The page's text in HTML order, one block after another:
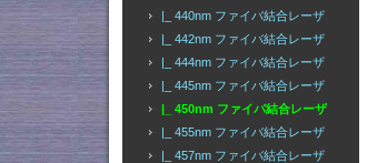
|_ 440nm ファイバ結合レーザ
|_ 442nm ファイバ結合レーザ
|_ 444nm ファイバ結合レーザ
|_ 445nm ファイバ結合レーザ
|_ 450nm ファイバ結合レーザ
|_ 455nm ファイバ結合レーザ
|_ 457nm ファイバ結合レーザ